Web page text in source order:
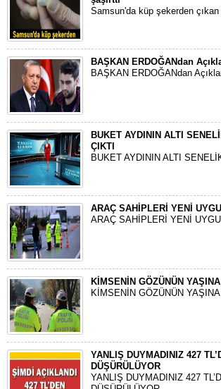
Samsun'da küp şekerden çıkan
BAŞKAN ERDOĞANdan
BAŞKAN ERDOĞANdan
BUKET AYDININ ALTI
ÇIKTI
BUKET AYDININ ALTI
ARAÇ SAHİPLERİ YENİ
ARAÇ SAHİPLERİ YENİ
KİMSENİN GÖZÜNÜN
KİMSENİN GÖZÜNÜN
YANLIŞ DUYMADINIZ 427
DÜŞÜRÜLÜYOR
YANLIŞ DUYMADINIZ 427